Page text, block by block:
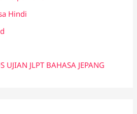
Hindi
UJIAN JLPT BAHASA JEPANG